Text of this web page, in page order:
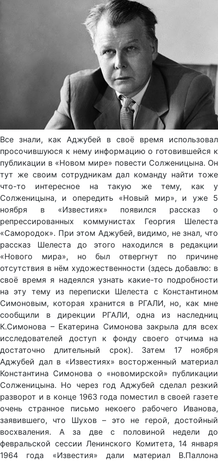
Все знали, как Аджубей в своё время использовал
просочившуюся к нему информацию о готовившейся к
публикации в «Новом мире» повести Солженицына. Он
тут же своим сотрудникам дал команду найти тоже
что-то интересное на такую же тему, как у
Солженицына, и опередить «Новый мир», и уже 5
ноября в «Известиях» появился рассказ о
репрессированных коммунистах Георгия Шелеста
«Самородок». При этом Аджубей, видимо, не знал, что
рассказ Шелеста до этого находился в редакции
«Нового мира», но был отвергнут по причине
отсутствия в нём художественности (здесь добавлю: в
своё время я надеялся узнать какие-то подробности
на эту тему из переписки Шелеста с Константином
Симоновым, которая хранится в РГАЛИ, но, как мне
сообщили в дирекции РГАЛИ, одна из наследниц
К.Симонова – Екатерина Симонова закрыла для всех
исследователей доступ к фонду своего отчима на
достаточно длительный срок). Затем 17 ноября
Аджубей дал в «Известиях» восторженный материал
Константина Симонова о «новомирской» публикации
Солженицына. Но через год Аджубей сделал резкий
разворот и в конце 1963 года поместил в своей газете
очень странное письмо некоего рабочего Иванова,
заявившего, что Шухов – это не герой, достойный
восхваления. А за две с половиной недели до
февральской сессии Ленинского Комитета, 14 января
1964 года «Известия» дали материал В.Паллона